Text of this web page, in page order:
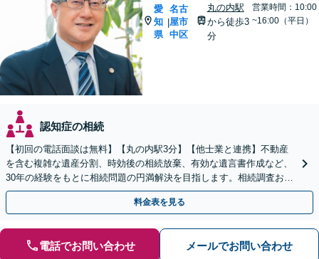
愛
知
県
|
名古
屋市
中区
丸の内駅
から徒歩3
分
営業時間：10:00
~16:00（平日）
認知症の相続
【初回の電話面談は無料】【丸の内駅3分】【他士業と連携】不動産
を含む複雑な遺産分割、時効後の相続放棄、有効な遺言書作成など、
30年の経験をもとに相続問題の円満解決を目指します。相続調査お任
せパックあり【出張対応可】【夜間休日対応】
料金表を見る
電話でお問い合わせ メールでお問い合わせ